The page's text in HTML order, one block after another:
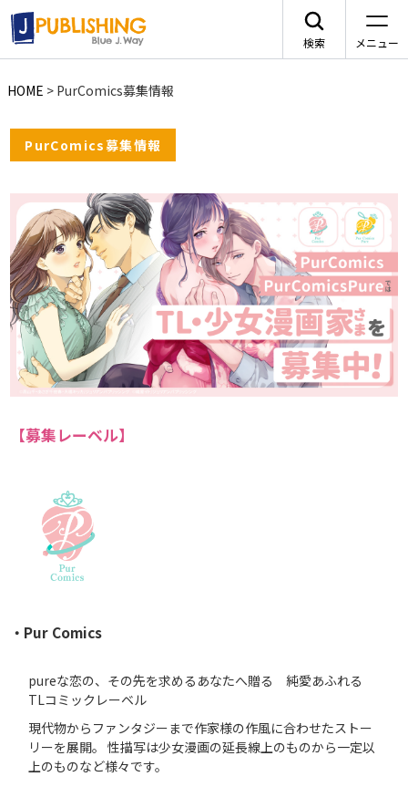
検索 メニュー
レーベルから探す
arca comics
G-Lish
カクテルキス文庫
スフレコミックス
ロイヤルキス＆チュールキス
ピュールコミックス
フェアリーキス
Miacomics
BLUEMOON Novels
ペタル
G-Lish LiKo
ジャンルから探す
BLコミック
TLコミック
BLノベル
TLノベル
少女コミック
ライトノベル
全作品ジャンル一覧へ
メニュー
ニュース
作品一覧
会社概要
採用情報
募集情報
PurComics募集情報
書店様向け試し読み・POPダウンロード
HOME > PurComics募集情報
PurComics募集情報
【募集レーベル】
・Pur Comics
pureな恋の、その先を求めるあなたへ贈る 純愛あふれる
TLコミックレーベル
現代物からファンタジーまで作家様の作風に合わせたストー
リーを展開。 性描写は少女漫画の延長線上のものから一定以
上のものなど様々です。